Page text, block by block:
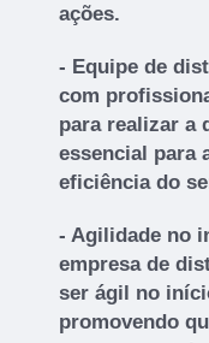
ações.
- Equipe de
com
para realizar a
essencial para
eficiência do
- Agilidade no
empresa de
ser ágil no
promovendo